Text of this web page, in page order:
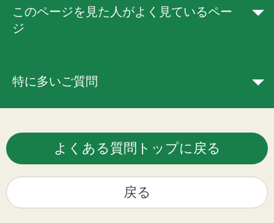
このページを見た人がよく見ているペー
ジ
特に多いご質問
よくある質問トップに戻る
戻る